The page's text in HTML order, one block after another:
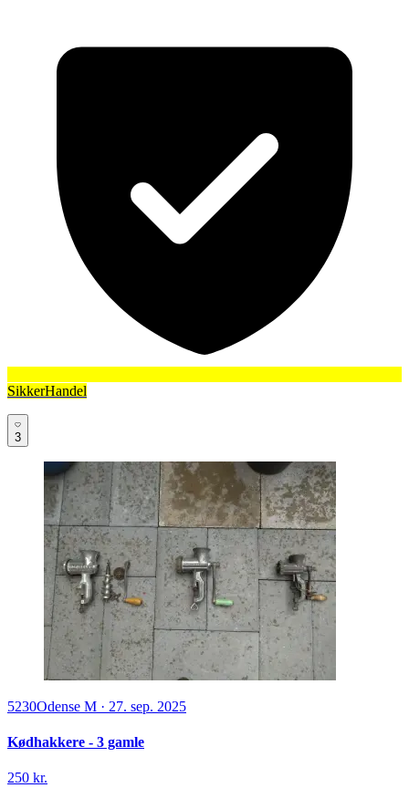
SikkerHandel
3
5230Odense M · 27. sep. 2025
Kødhakkere - 3 gamle
250 kr.